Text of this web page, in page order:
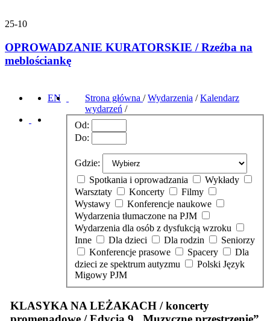
25-10
OPROWADZANIE KURATORSKIE / Rzeźba na
meblościankę
EN Strona główna / Wydarzenia /Kalendarz
wydarzeń /
Od:
Do:
Gdzie:
Spotkania i oprowadzania
Wykłady
Warsztaty
Koncerty
Filmy
Wystawy
Konferencje naukowe
Wydarzenia tłumaczone na PJM
Wydarzenia dla osób z dysfukcją wzroku
Inne
Dla dzieci Dla rodzin
Seniorzy
Konferencje prasowe
Spacery
dzieci ze spektrum autyzmu
Migowy PJM
KLASYKA NA LEŻAKACH / koncerty